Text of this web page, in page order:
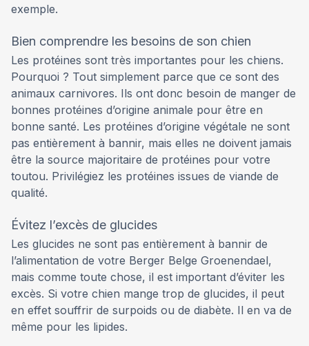
exemple.
Bien comprendre les besoins de son chien
Les protéines sont très importantes pour les chiens.
Pourquoi ? Tout simplement parce que ce sont des
animaux carnivores. Ils ont donc besoin de manger de
bonnes protéines d’origine animale pour être en
bonne santé. Les protéines d’origine végétale ne sont
pas entièrement à bannir, mais elles ne doivent jamais
être la source majoritaire de protéines pour votre
toutou. Privilégiez les protéines issues de viande de
qualité.
Évitez l’excès de glucides
Les glucides ne sont pas entièrement à bannir de
l’alimentation de votre Berger Belge Groenendael,
mais comme toute chose, il est important d’éviter les
excès. Si votre chien mange trop de glucides, il peut
en effet souffrir de surpoids ou de diabète. Il en va de
même pour les lipides.